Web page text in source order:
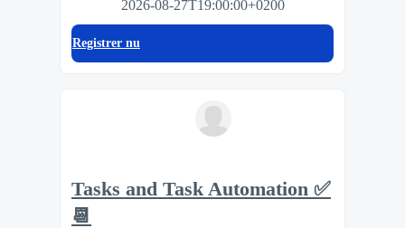
2026-08-27T19:00:00+0200
Registrer nu
Tasks and Task Automation ✅
📆